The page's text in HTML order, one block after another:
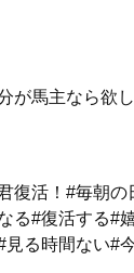
が馬主なら欲
復活！#毎朝
る#復活する#
見る時間ない#